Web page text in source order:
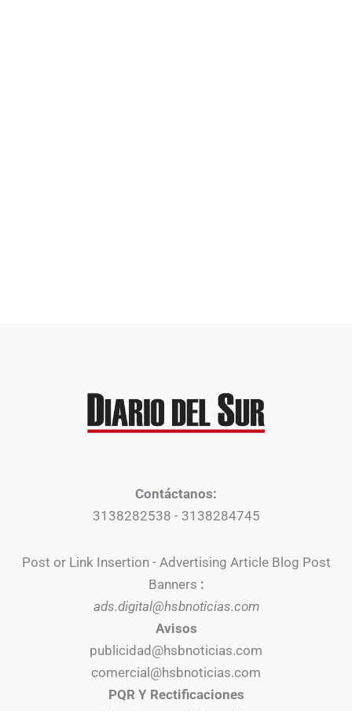
Contáctanos:
3138282538 - 3138284745
Post or Link Insertion - Advertising Article Blog Post
Banners :
ads.digital@hsbnoticias.com
Avisos
publicidad@hsbnoticias.com
comercial@hsbnoticias.com
PQR Y Rectificaciones